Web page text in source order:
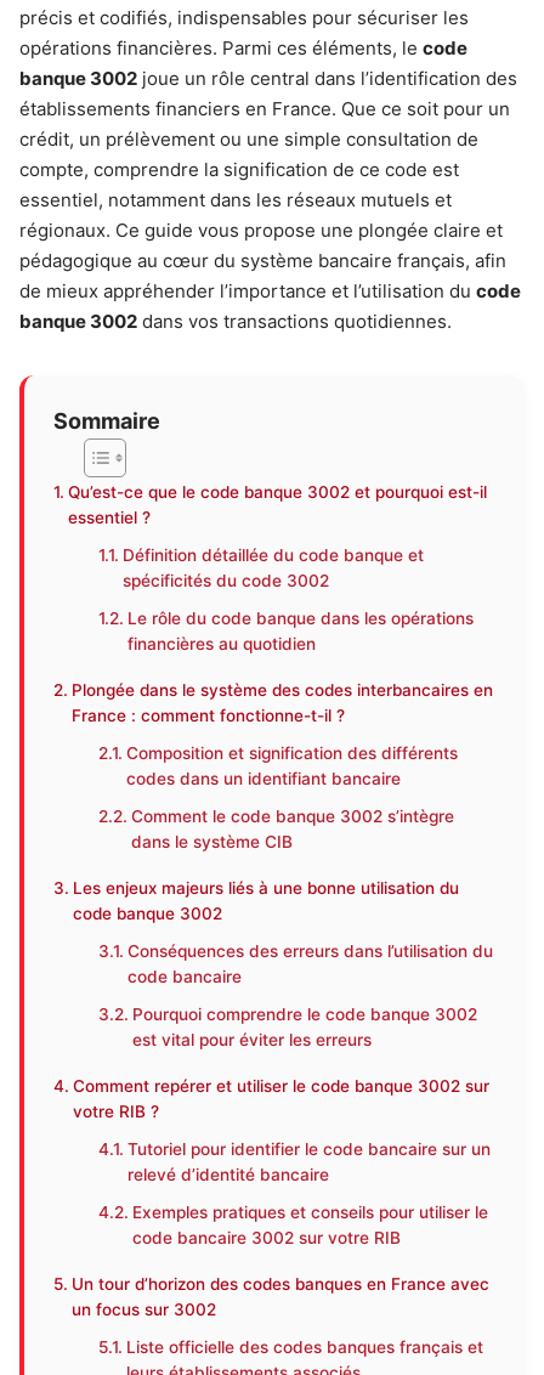
précis et codifiés, indispensables pour sécuriser les
opérations financières. Parmi ces éléments, le code
banque 3002 joue un rôle central dans l’identification des
établissements financiers en France. Que ce soit pour un
crédit, un prélèvement ou une simple consultation de
compte, comprendre la signification de ce code est
essentiel, notamment dans les réseaux mutuels et
régionaux. Ce guide vous propose une plongée claire et
pédagogique au cœur du système bancaire français, afin
de mieux appréhender l’importance et l’utilisation du code
banque 3002 dans vos transactions quotidiennes.
Sommaire
Qu’est-ce que le code banque 3002 et pourquoi est-il
essentiel ?
Définition détaillée du code banque et
spécificités du code 3002
Le rôle du code banque dans les opérations
financières au quotidien
Plongée dans le système des codes interbancaires en
France : comment fonctionne-t-il ?
Composition et signification des différents
codes dans un identifiant bancaire
Comment le code banque 3002 s’intègre
dans le système CIB
Les enjeux majeurs liés à une bonne utilisation du
code banque 3002
Conséquences des erreurs dans l’utilisation du
code bancaire
Pourquoi comprendre le code banque 3002
est vital pour éviter les erreurs
Comment repérer et utiliser le code banque 3002 sur
votre RIB ?
Tutoriel pour identifier le code bancaire sur un
relevé d’identité bancaire
Exemples pratiques et conseils pour utiliser le
code bancaire 3002 sur votre RIB
Un tour d’horizon des codes banques en France avec
un focus sur 3002
Liste officielle des codes banques français et